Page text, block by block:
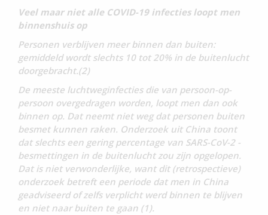
Veel maar niet alle COVID-19 infecties loopt men
binnenshuis op
Personen verblijven meer binnen dan buiten:
gemiddeld wordt slechts 10 tot 20% in de buitenlucht
doorgebracht.(2)
De meeste luchtweginfecties die van persoon-op-
persoon overgedragen worden, loopt men dan ook
binnen op. Dat neemt niet weg dat personen buiten
besmet kunnen raken. Onderzoek uit China toont
dat slechts een gering percentage van SARS-CoV-2 -
besmettingen in de buitenlucht zou zijn opgelopen.
Dat is niet verwonderlijke, want dit (retrospectieve)
onderzoek betreft een periode dat men in China
geadviseerd of zelfs verplicht werd binnen te blijven
en niet naar buiten te gaan (1).